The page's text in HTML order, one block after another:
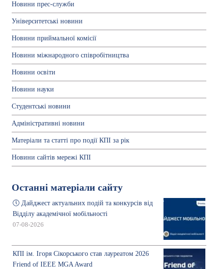
Новини прес-служби
Університетські новини
Новини приймальної комісії
Новини міжнародного співробітництва
Новини освіти
Новини науки
Студентські новини
Адміністративні новини
Матеріали та статті про події КПІ за рік
Новини сайтів мережі КПІ
Останні матеріали сайту
🕔 Дайджест актуальних подій та конкурсів від
Відділу академічної мобільності
07-08-2026
КПІ ім. Ігоря Сікорського став лауреатом 2026
Friend of IEEE MGA Award